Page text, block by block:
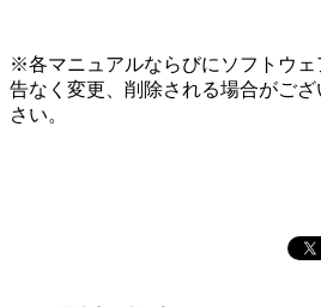
※各マニュアルならびにソフトウ
告なく変更、削除される場合がご
さい。